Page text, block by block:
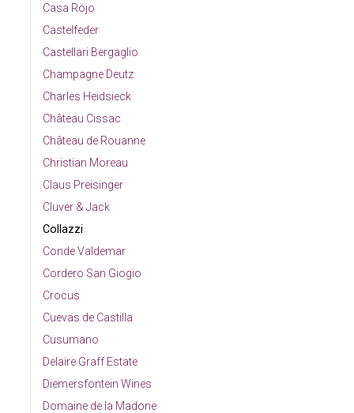
Casa Rojo
Castelfeder
Castellari Bergaglio
Champagne Deutz
Charles Heidsieck
Château Cissac
Château de Rouanne
Christian Moreau
Claus Preisinger
Cluver & Jack
Collazzi
Conde Valdemar
Cordero San Giogio
Crocus
Cuevas de Castilla
Cusumano
Delaire Graff Estate
Diemersfontein Wines
Domaine de la Madone